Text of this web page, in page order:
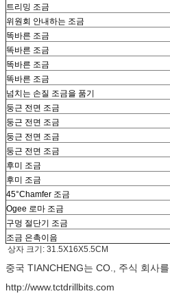
트리밍 조금
위원회 안내하는 조금
똑바른 조금
똑바른 조금
똑바른 조금
똑바른 조금
넘치는 손질 조금을 품기
둥근 전면 조금
둥근 전면 조금
둥근 전면 조금
둥근 전면 조금
후미 조금
후미 조금
45°Chamfer 조금
Ogee 로마 조금
구멍 절단기 조금
조금 은촉이음
상자 크기: 31.5X16X5.5CM
중국 TIANCHENG는 CO., 주식 회사
http://www.tctdrillbits.com